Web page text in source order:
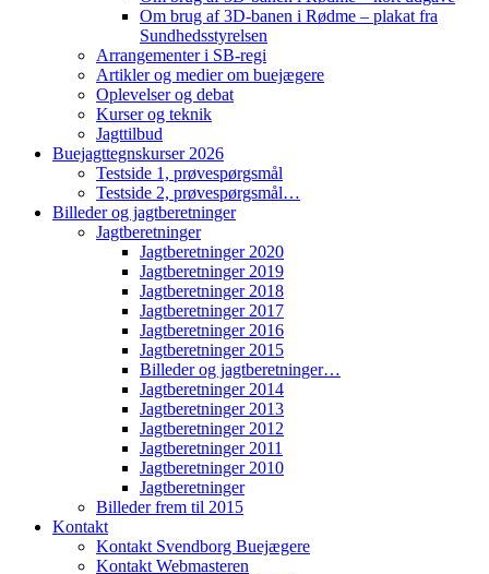
Om brug af 3D-banen i Rødme – plakat fra
Sundhedsstyrelsen
Arrangementer i SB-regi
Artikler og medier om buejægere
Oplevelser og debat
Kurser og teknik
Jagttilbud
Buejagttegnskurser 2026
Testside 1, prøvespørgsmål
Testside 2, prøvespørgsmål…
Billeder og jagtberetninger
Jagtberetninger
Jagtberetninger 2020
Jagtberetninger 2019
Jagtberetninger 2018
Jagtberetninger 2017
Jagtberetninger 2016
Jagtberetninger 2015
Billeder og jagtberetninger…
Jagtberetninger 2014
Jagtberetninger 2013
Jagtberetninger 2012
Jagtberetninger 2011
Jagtberetninger 2010
Jagtberetninger
Billeder frem til 2015
Kontakt
Kontakt Svendborg Buejægere
Kontakt Webmasteren